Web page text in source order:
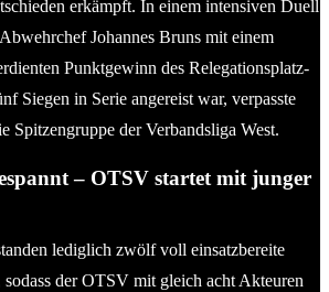
erkämpft. In einem intensiven Duell
Johannes Bruns mit einem
Punktgewinn des Relegationsplatz-
Siegen in Serie angereist war, verpasste
Spitzengruppe der Verbandsliga West.
– OTSV startet mit junger
lediglich zwölf voll einsatzbereite
der OTSV mit gleich acht Akteuren